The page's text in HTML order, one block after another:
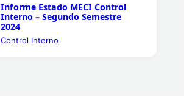
Informe Estado MECI Control
Interno – Segundo Semestre
2024
Control Interno